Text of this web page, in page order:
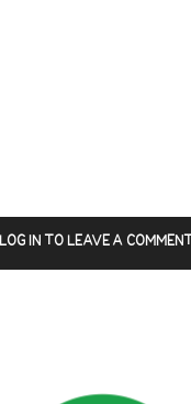
LOG IN TO LEAVE A COMMENT